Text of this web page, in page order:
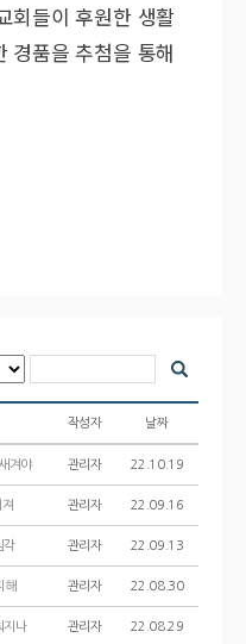
회들이 후원한 생활
경품을 추첨을 통해
작성자 날짜
겨야 관리자 22.10.19
관리자 22.09.16
각 관리자 22.09.13
해 관리자 22.08.30
지나 관리자 22.08.29